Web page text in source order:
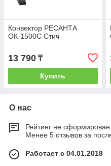
Конвектор РЕСАНТА
ОК-1500С Стич
13 790 ₸
Купить
О нас
Рейтинг не сформирован
Менее 5 отзывов за
Работает с 04.01.2018